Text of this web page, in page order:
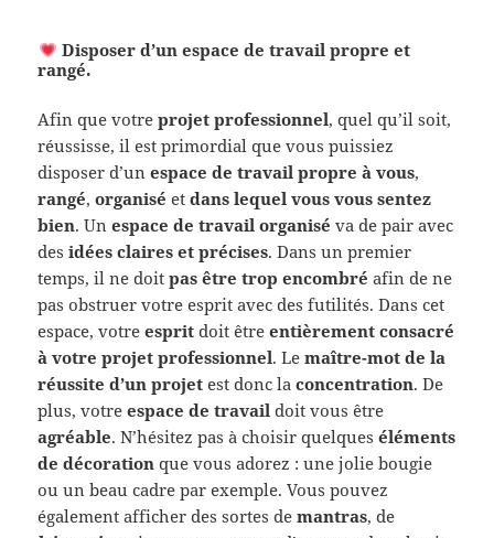
Disposer d’un espace de travail propre et
rangé.
Afin que votreprojet professionnel, quel qu’il soit,
réussisse, il est primordial que vous puissiez
disposer d’unespace de travail propre à vous,
rangé,organisé etdans lequel vous vous sentez
bien. Unespace de travail organisé va de pair avec
desidées claires et précises. Dans un premier
temps, il ne doitpas être trop encombré afin de ne
pas obstruer votre esprit avec des futilités. Dans cet
espace, votreesprit doit êtreentièrement consacré
à votre projet professionnel. Lemaître-mot de la
réussite d’un projet est donc laconcentration. De
plus, votreespace de travail doit vous être
agréable. N’hésitez pas à choisir quelqueséléments
de décoration que vous adorez : une jolie bougie
ou un beau cadre par exemple. Vous pouvez
également afficher des sortes demantras, de